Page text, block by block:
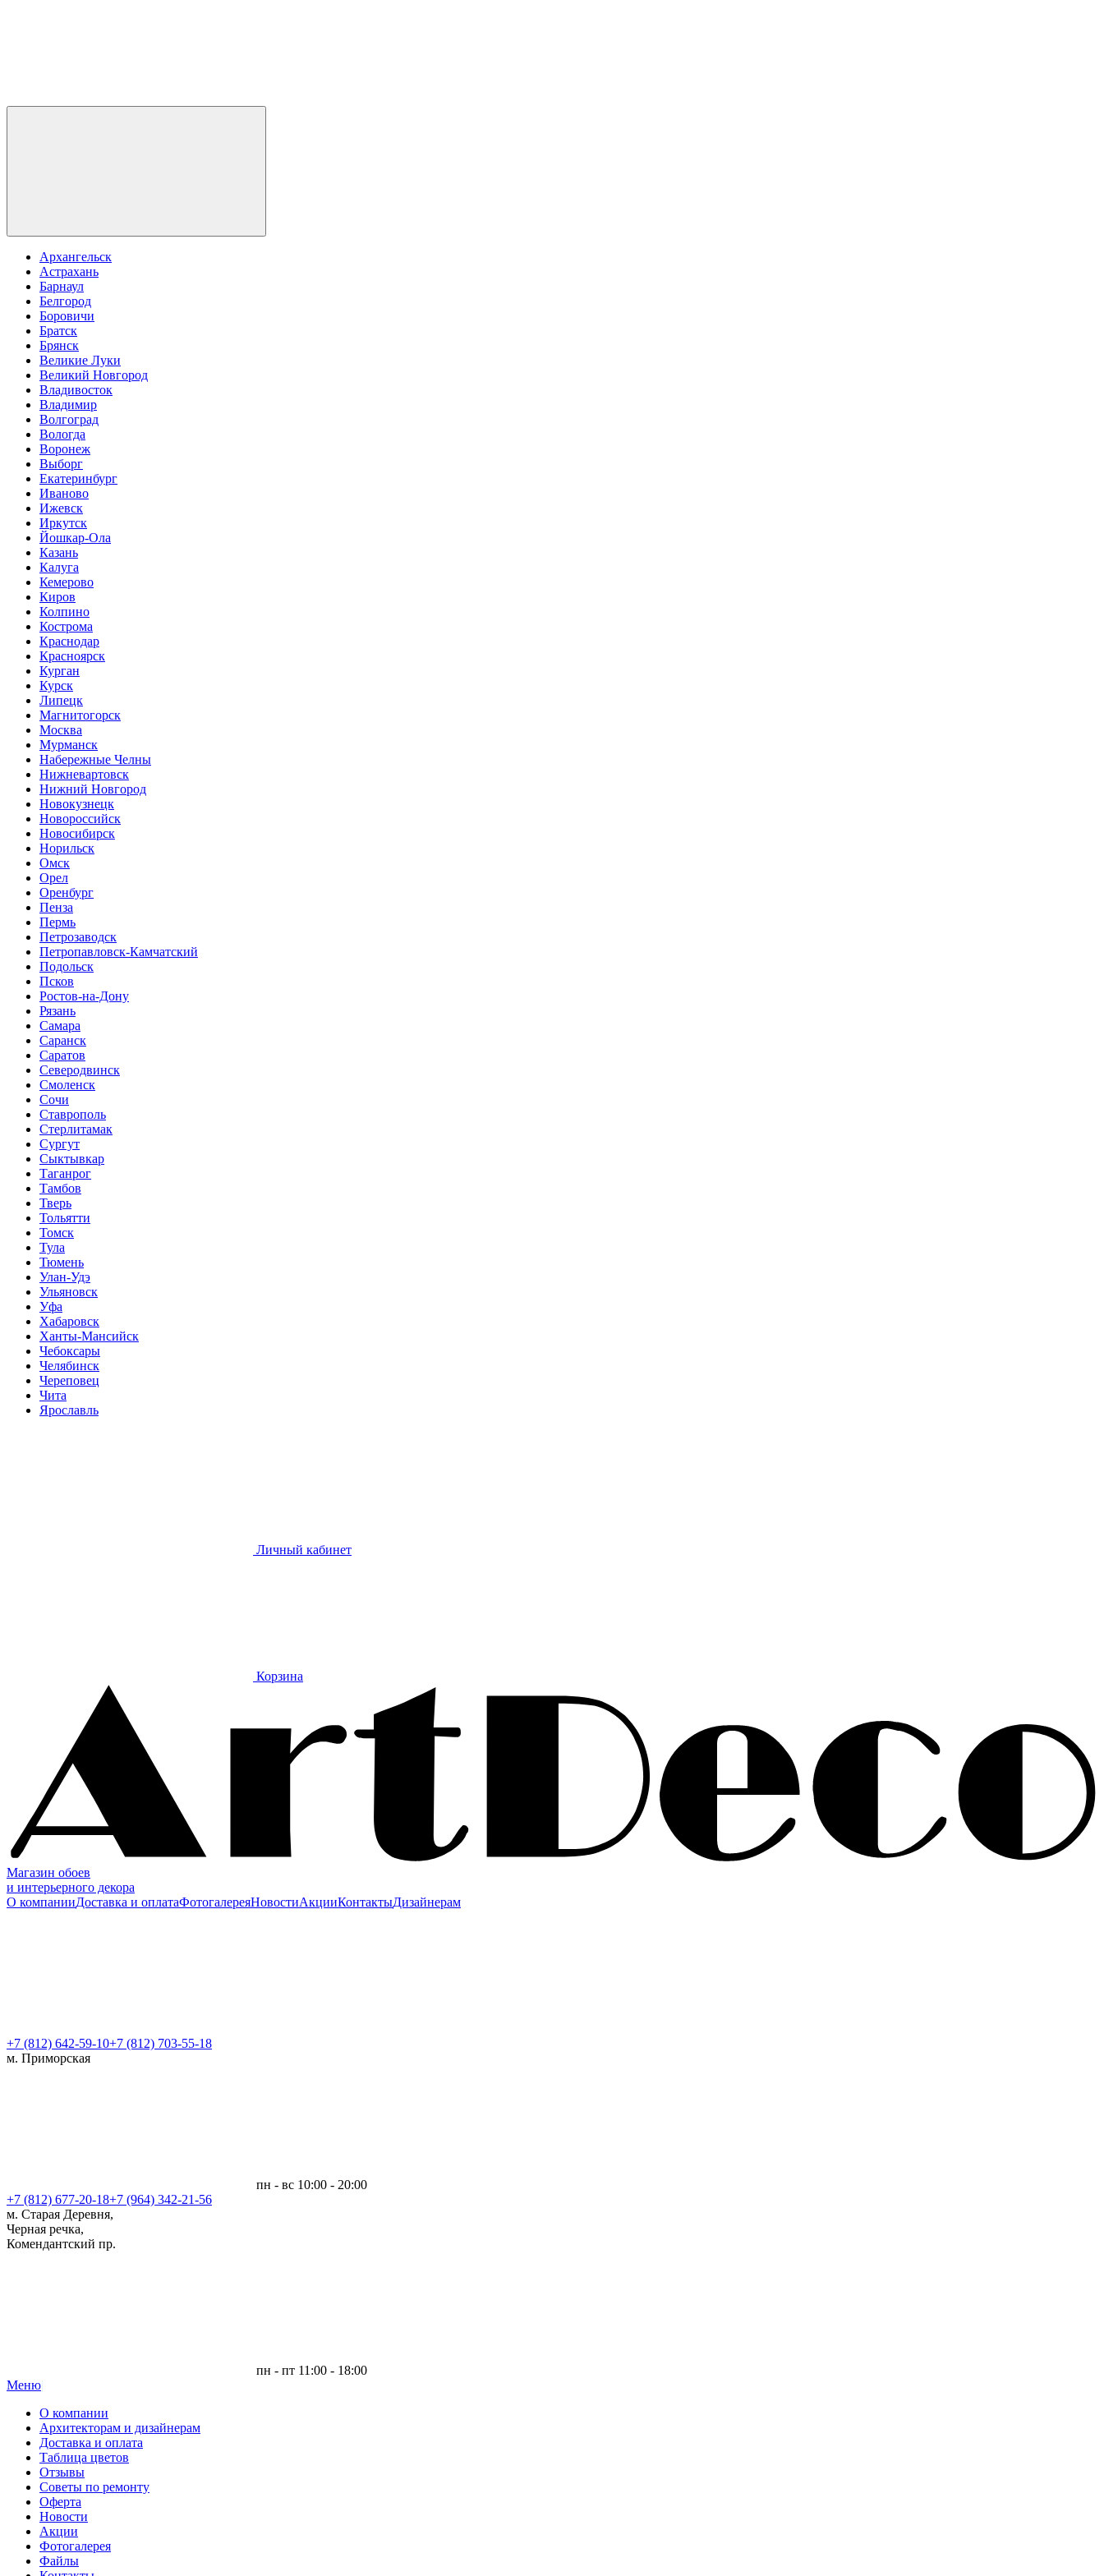
Архангельск
Астрахань
Барнаул
Белгород
Боровичи
Братск
Брянск
Великие Луки
Великий Новгород
Владивосток
Владимир
Волгоград
Вологда
Воронеж
Выборг
Екатеринбург
Иваново
Ижевск
Иркутск
Йошкар-Ола
Казань
Калуга
Кемерово
Киров
Колпино
Кострома
Краснодар
Красноярск
Курган
Курск
Липецк
Магнитогорск
Москва
Мурманск
Набережные Челны
Нижневартовск
Нижний Новгород
Новокузнецк
Новороссийск
Новосибирск
Норильск
Омск
Орел
Оренбург
Пенза
Пермь
Петрозаводск
Петропавловск-Камчатский
Подольск
Псков
Ростов-на-Дону
Рязань
Самара
Саранск
Саратов
Северодвинск
Смоленск
Сочи
Ставрополь
Стерлитамак
Сургут
Сыктывкар
Таганрог
Тамбов
Тверь
Тольятти
Томск
Тула
Тюмень
Улан-Удэ
Ульяновск
Уфа
Хабаровск
Ханты-Мансийск
Чебоксары
Челябинск
Череповец
Чита
Ярославль
Личный кабинет
Корзина
Магазин обоев
и интерьерного декора
О компанииДоставка и оплатаФотогалереяНовостиАкцииКонтактыДизайнерам
+7 (812) 642-59-10+7 (812) 703-55-18
м. Приморская
пн - вс 10:00 - 20:00
+7 (812) 677-20-18+7 (964) 342-21-56
м. Старая Деревня,
Черная речка,
Комендантский пр.
пн - пт 11:00 - 18:00
Меню|
О компании
Архитекторам и дизайнерам
Доставка и оплата
Таблица цветов
Отзывы
Советы по ремонту
Оферта
Новости
Акции
Фотогалерея
Файлы